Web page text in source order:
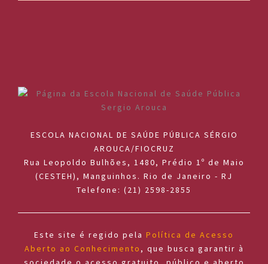
ESCOLA NACIONAL DE SAÚDE PÚBLICA SÉRGIO
AROUCA/FIOCRUZ
Rua Leopoldo Bulhões, 1480, Prédio 1º de Maio
(CESTEH), Manguinhos. Rio de Janeiro - RJ
Telefone: (21) 2598-2855
Este site é regido pela Política de Acesso
Aberto ao Conhecimento , que busca garantir à